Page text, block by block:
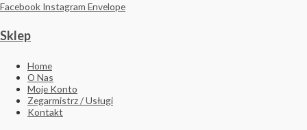
Facebook Instagram Envelope
Sklep
Home
O Nas
Moje Konto
Zegarmistrz / Usługi
Kontakt